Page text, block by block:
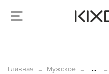
Главная Мужское ...